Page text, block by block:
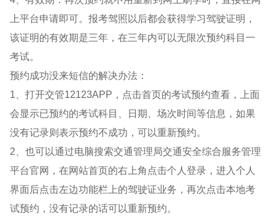
上平台申请即可。报考驾照以后都会获得学习驾驶证明，
该证明的有效期是三年，在三年内可以无限次预约科目一
考试。
预约成功没来短信的解决办法：
1、打开交管12123APP，点击首页的考试预约查看，上面
会显示已预约的考试科目、日期、场次时间等信息，如果
没有记录则表示预约不成功，可以重新预约。
2、也可以通过电脑搜索交通管理局交通安全综合服务管理
平台官网，在网站首页的右上角点击个人登录，进入个人
界面后点击左边功能栏上的驾驶证业务，再次点击本地考
试预约，没有记录的话可以重新预约。